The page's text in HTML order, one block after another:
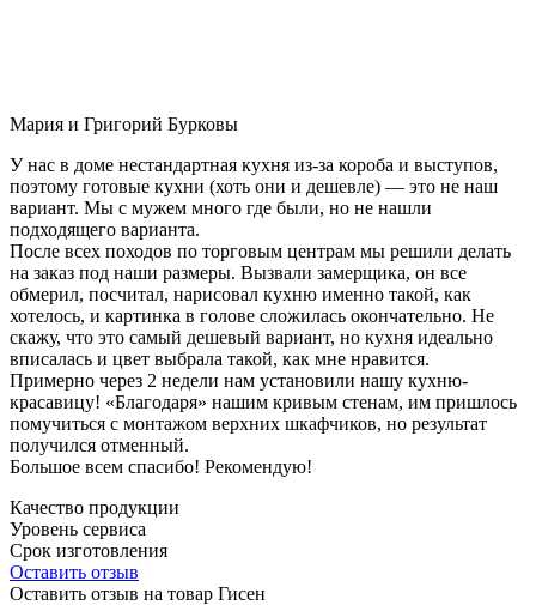
Мария и Григорий Бурковы
У нас в доме нестандартная кухня из-за короба и выступов,
поэтому готовые кухни (хоть они и дешевле) — это не наш
вариант. Мы с мужем много где были, но не нашли
подходящего варианта.
После всех походов по торговым центрам мы решили делать
на заказ под наши размеры. Вызвали замерщика, он все
обмерил, посчитал, нарисовал кухню именно такой, как
хотелось, и картинка в голове сложилась окончательно. Не
скажу, что это самый дешевый вариант, но кухня идеально
вписалась и цвет выбрала такой, как мне нравится.
Примерно через 2 недели нам установили нашу кухню-
красавицу! «Благодаря» нашим кривым стенам, им пришлось
помучиться с монтажом верхних шкафчиков, но результат
получился отменный.
Большое всем спасибо! Рекомендую!
Качество продукции
Уровень сервиса
Срок изготовления
Оставить отзыв
Оставить отзыв на товар Гисен